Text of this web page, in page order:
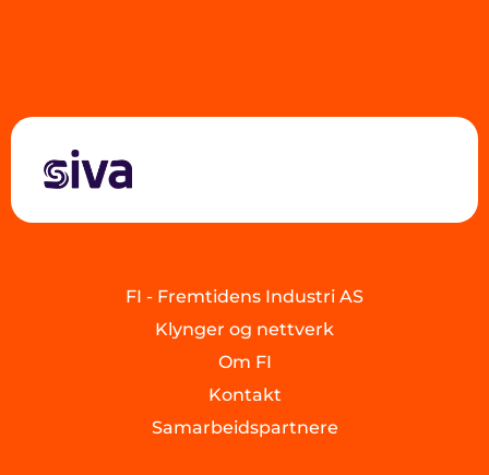
FI - Fremtidens Industri AS
Klynger og nettverk
Om FI
Kontakt
Samarbeidspartnere